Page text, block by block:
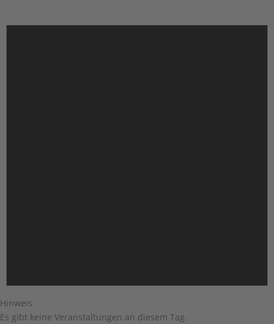
Hinweis
Es gibt keine Veranstaltungen an diesem Tag.